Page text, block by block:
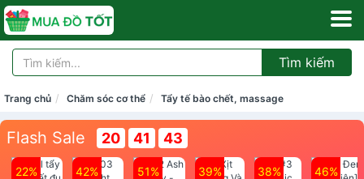
Tìm kiếm
Trang chủ Chăm sóc cơ thể Tẩy tế bào chết, massage
Flash Sale 20 41 43
22% 42% 51% 39% 38% 46%